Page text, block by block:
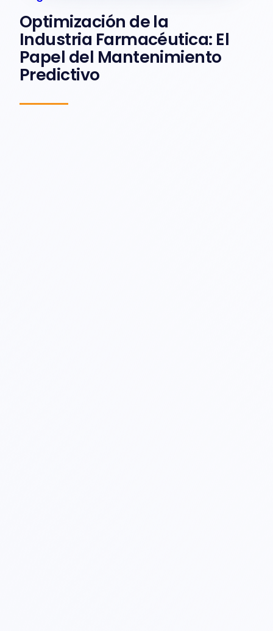
Optimización de la
Industria Farmacéutica: El
Papel del Mantenimiento
Predictivo